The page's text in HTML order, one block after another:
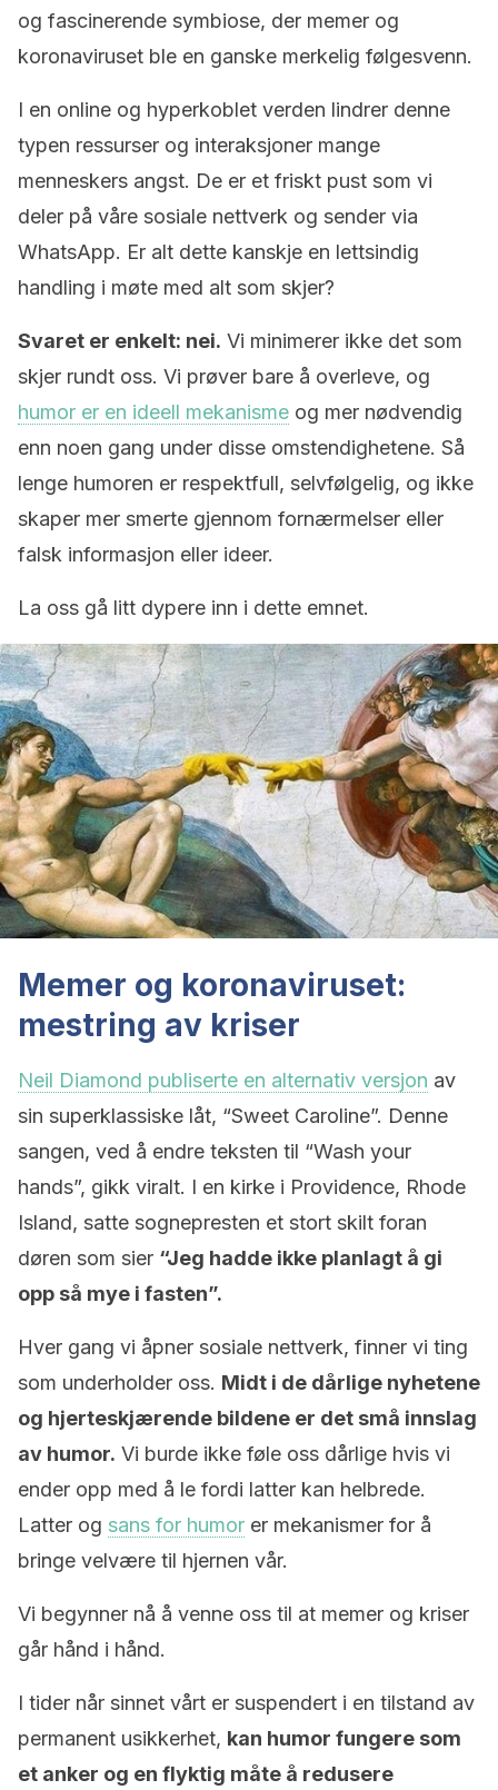
og fascinerende symbiose, der memer og
koronaviruset ble en ganske merkelig følgesvenn.
I en online og hyperkoblet verden lindrer denne
typen ressurser og interaksjoner mange
menneskers angst. De er et friskt pust som vi
deler på våre sosiale nettverk og sender via
WhatsApp. Er alt dette kanskje en lettsindig
handling i møte med alt som skjer?
Svaret er enkelt: nei. Vi minimerer ikke det som
skjer rundt oss. Vi prøver bare å overleve, og
humor er en ideell mekanisme og mer nødvendig
enn noen gang under disse omstendighetene. Så
lenge humoren er respektfull, selvfølgelig, og ikke
skaper mer smerte gjennom fornærmelser eller
falsk informasjon eller ideer.
La oss gå litt dypere inn i dette emnet.
Memer og koronaviruset:
mestring av kriser
Neil Diamond publiserte en alternativ versjon av
sin superklassiske låt, “Sweet Caroline”. Denne
sangen, ved å endre teksten til “Wash your
hands”, gikk viralt. I en kirke i Providence, Rhode
Island, satte sognepresten et stort skilt foran
døren som sier “Jeg hadde ikke planlagt å gi
opp så mye i fasten”.
Hver gang vi åpner sosiale nettverk, finner vi ting
som underholder oss. Midt i de dårlige nyhetene
og hjerteskjærende bildene er det små innslag
av humor. Vi burde ikke føle oss dårlige hvis vi
ender opp med å le fordi latter kan helbrede.
Latter og sans for humor er mekanismer for å
bringe velvære til hjernen vår.
Vi begynner nå å venne oss til at memer og kriser
går hånd i hånd.
I tider når sinnet vårt er suspendert i en tilstand av
permanent usikkerhet, kan humor fungere som
et anker og en flyktig måte å redusere